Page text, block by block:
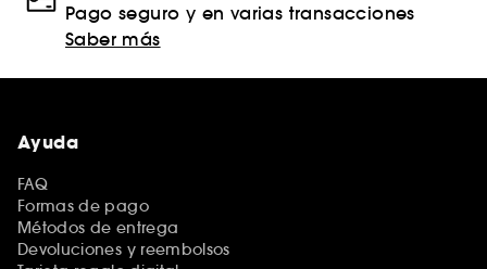
Pago seguro y en varias transacciones
Saber más
Ayuda
FAQ
Formas de pago
Métodos de entrega
Devoluciones y reembolsos